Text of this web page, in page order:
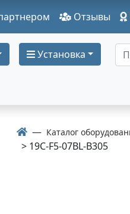
Отзывы
Установка
Каталог
> 19C-F5-07BL-B305